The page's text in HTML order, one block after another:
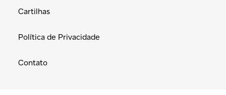
Cartilhas
Política de Privacidade
Contato